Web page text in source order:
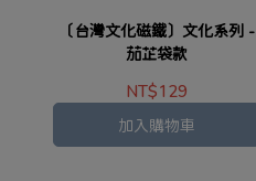
〔台灣文化磁鐵〕文化系列 -
茄芷袋款
NT$129
加入購物車